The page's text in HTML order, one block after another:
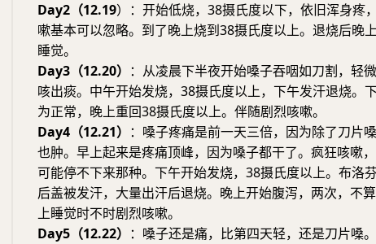
Day2（12.19）：开始低烧，38摄氏度以下，依旧浑身疼
嗽基本可以忽略。到了晚上烧到38摄氏度以上。退烧后晚
睡觉。
Day3（12.20） ：从凌晨下半夜开始嗓子吞咽如刀割，轻
咳出痰。中午开始发烧，38摄氏度以上，下午发汗退烧。
为正常，晚上重回38摄氏度以上。伴随剧烈咳嗽。
Day4（12.21） ：嗓子疼痛是前一天三倍，因为除了刀片
也肿。早上起来是疼痛顶峰，因为嗓子都干了。疯狂咳嗽
可能停不下来那种。下午开始发烧，38摄氏度以上。布洛
后盖被发汗，大量出汗后退烧。晚上开始腹泻，两次，不
上睡觉时不时剧烈咳嗽。
Day5（12.22） ：嗓子还是痛，比第四天轻，还是刀片嗓。